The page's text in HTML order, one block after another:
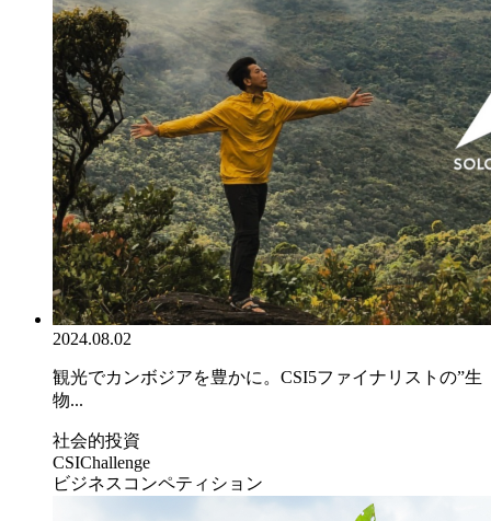
2024.08.02
観光でカンボジアを豊かに。CSI5ファイナリストの”生
物...
社会的投資
CSIChallenge
ビジネスコンペティション